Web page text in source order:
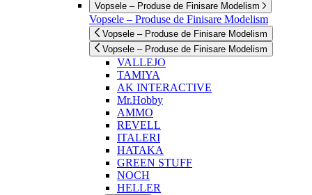
Vopsele – Produse de Finisare Modelism
Vopsele – Produse de Finisare Modelism
Vopsele – Produse de Finisare Modelism
Vopsele – Produse de Finisare Modelism
VALLEJO
TAMIYA
AK INTERACTIVE
Mr.Hobby
AMMO
REVELL
ITALERI
HATAKA
GREEN STUFF
NOCH
HELLER